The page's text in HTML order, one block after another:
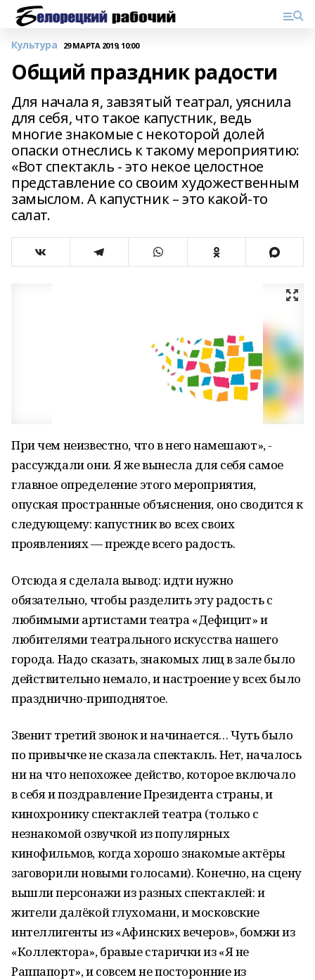
Культура 29 МАРТА 2019, 10:00
Общий праздник радости
Для начала я, завзятый театрал, уяснила
для себя, что такое капустник, ведь
многие знакомые с некоторой долей
опаски отнеслись к такому мероприятию:
«Вот спектакль - это некое целостное
представление со своим художественным
замыслом. А капустник – это какой-то
салат.
При чем неизвестно, что в него намешают», -
рассуждали они. Я же вынесла для себя самое
главное определение этого мероприятия,
опуская пространные объяснения, оно сводится к
следующему: капустник во всех своих
проявлениях — прежде всего радость.
Отсюда я сделала вывод: идти нужно
обязательно, чтобы разделить эту радость с
любимыми артистами театра «Дефицит» и
любителями театрального искусства нашего
города. Надо сказать, знакомых лиц в зале было
действительно немало, и настроение у всех было
празднично-приподнятое.
Звенит третий звонок и начинается… Чуть было
по привычке не сказала спектакль. Нет, началось
ни на что непохожее действо, которое включало
в себя и поздравление Президента страны, и
кинохронику спектаклей театра (только с
незнакомой озвучкой из популярных
кинофильмов, когда хорошо знакомые актёры
заговорили новыми голосами). Конечно, на сцену
вышли персонажи из разных спектаклей: и
жители далёкой глухомани, и московские
интеллигенты из «Афинских вечеров», бомжи из
«Коллектора», бравые старички из «Я не
Раппапорт», и совсем не посторонние из